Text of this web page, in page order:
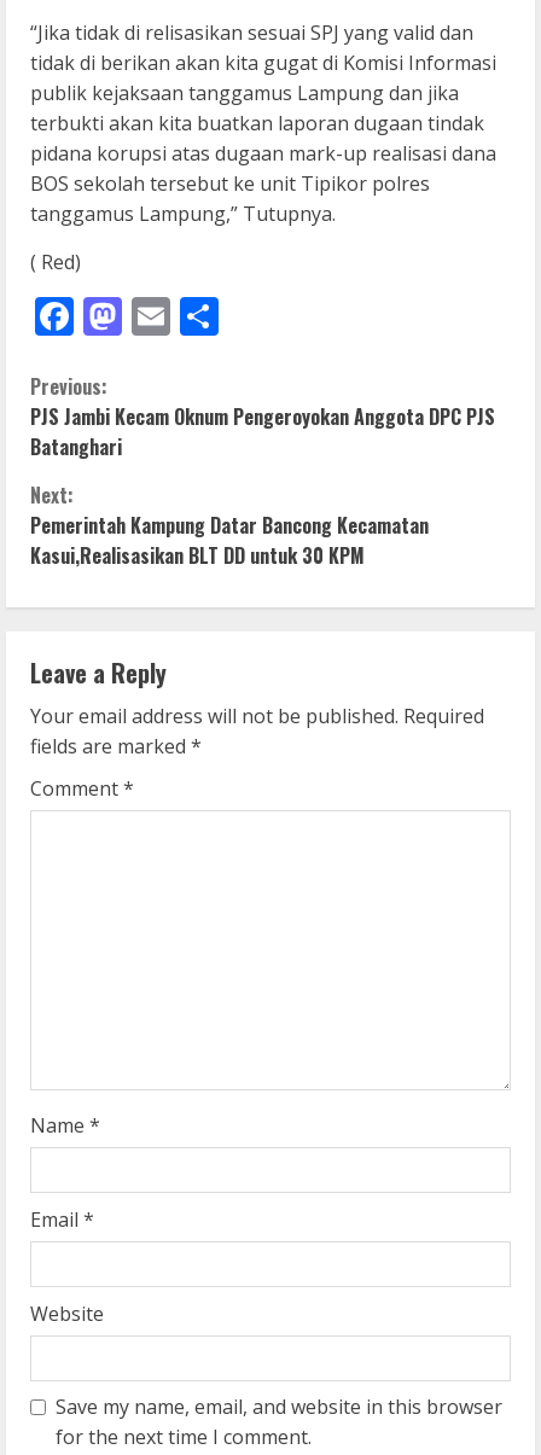
“Jika tidak di relisasikan sesuai SPJ yang valid dan
tidak di berikan akan kita gugat di Komisi Informasi
publik kejaksaan tanggamus Lampung dan jika
terbukti akan kita buatkan laporan dugaan tindak
pidana korupsi atas dugaan mark-up realisasi dana
BOS sekolah tersebut ke unit Tipikor polres
tanggamus Lampung,” Tutupnya.
( Red)
Facebook
Mastodon
Email
C
o
n
t
i
n
u
e
R
g
Previous:
PJS Jambi Kecam Oknum Pengeroyokan Anggota DPC PJS
Batanghari
Next:
Pemerintah Kampung Datar Bancong Kecamatan
Kasui,Realisasikan BLT DD untuk 30 KPM
Leave a Reply
Your email address will not be published. Required
fields are marked *
Comment*
Name *
Email *
Website
Save my name, email, and website in this browser
for the next time I comment.